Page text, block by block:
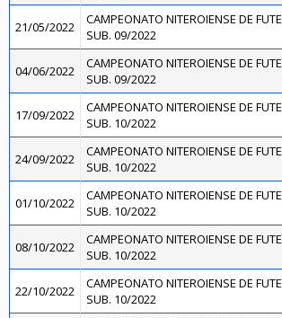
21/05/2022
CAMPEONATO NITEROIENSE DE
SUB. 09/2022
04/06/2022
CAMPEONATO NITEROIENSE DE
SUB. 09/2022
17/09/2022
CAMPEONATO NITEROIENSE DE
SUB. 10/2022
24/09/2022
CAMPEONATO NITEROIENSE DE
SUB. 10/2022
01/10/2022
CAMPEONATO NITEROIENSE DE
SUB. 10/2022
08/10/2022
CAMPEONATO NITEROIENSE DE
SUB. 10/2022
22/10/2022
CAMPEONATO NITEROIENSE DE
SUB. 10/2022